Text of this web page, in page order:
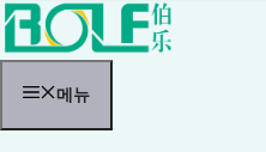
메뉴